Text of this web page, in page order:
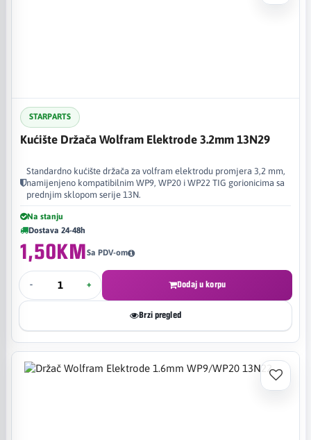
STARPARTS
Kućište Držača Wolfram Elektrode 3.2mm 13N29
Standardno kućište držača za volfram elektrodu promjera 3,2 mm,
namijenjeno kompatibilnim WP9, WP20 i WP22 TIG gorionicima sa
prednjim sklopom serije 13N.
Na stanju
Dostava 24-48h
1,50KMSa PDV-om
- + Dodaj u korpu
Brzi pregled